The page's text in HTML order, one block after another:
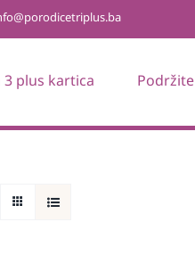
plus kartica